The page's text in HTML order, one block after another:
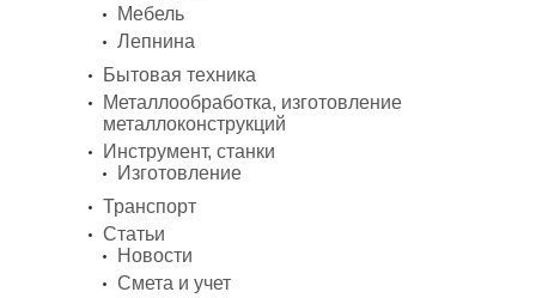
Мебель
Лепнина
Бытовая техника
Металлообработка, изготовление
металлоконструкций
Инструмент, станки
Изготовление
Транспорт
Статьи
Новости
Смета и учет